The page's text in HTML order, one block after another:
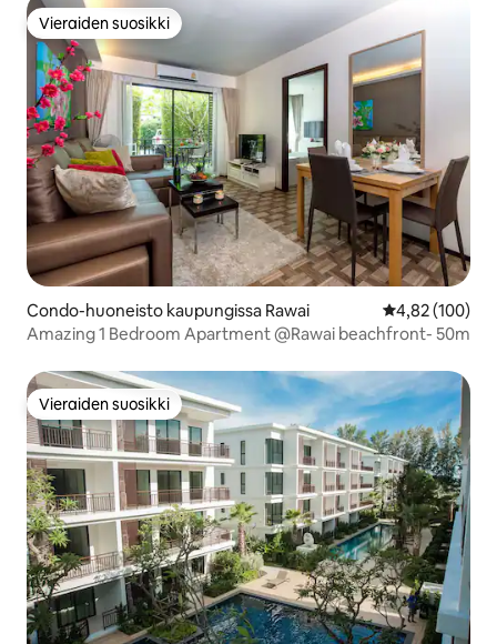
Vieraiden suosikki
Vieraiden suosikki
Condo-huoneisto kaupungissa Rawai
4,82 (100)
Amazing 1 Bedroom Apartment @Rawai beachfront- 50m
Vieraiden suosikki
Vieraiden suosikki